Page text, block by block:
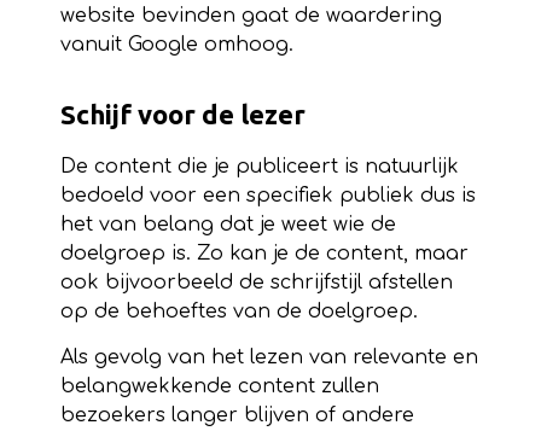
website bevinden gaat de waardering
vanuit Google omhoog.
Schijf voor de lezer
De content die je publiceert is natuurlijk
bedoeld voor een specifiek publiek dus is
het van belang dat je weet wie de
doelgroep is. Zo kan je de content, maar
ook bijvoorbeeld de schrijfstijl afstellen
op de behoeftes van de doelgroep.
Als gevolg van het lezen van relevante en
belangwekkende content zullen
bezoekers langer blijven of andere